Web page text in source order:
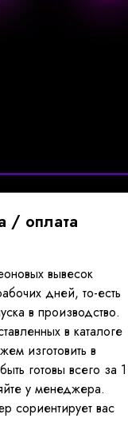
/ оплата
вывесок
дней, то-есть
в производство.
в каталоге
изготовить в
готовы всего за 1
у менеджера.
сориентирует вас